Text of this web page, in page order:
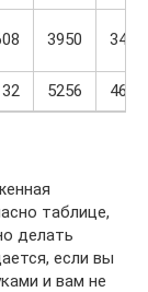
3950 3456
5256 4600
таблице,
делать
если вы
и вам не